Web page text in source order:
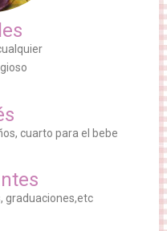
cuarto para el bebe
graduaciones,etc